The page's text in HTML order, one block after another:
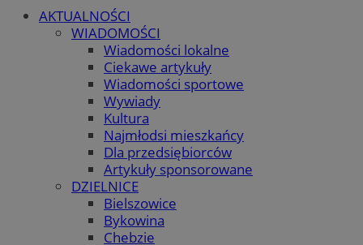
AKTUALNOŚCI
WIADOMOŚCI
Wiadomości lokalne
Ciekawe artykuły
Wiadomości sportowe
Wywiady
Kultura
Najmłodsi mieszkańcy
Dla przedsiębiorców
Artykuły sponsorowane
DZIELNICE
Bielszowice
Bykowina
Chebzie